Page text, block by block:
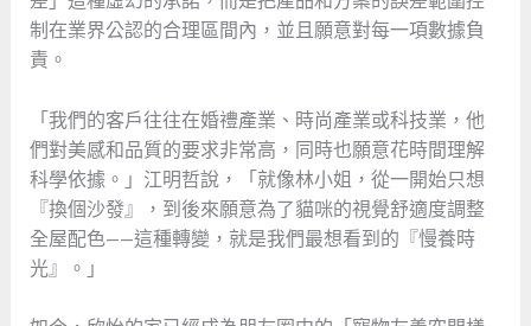
制在業界公認的合理區間內，並且願意對每一項數據負
責。
「我們的客戶往往在婚禮產業、時尚產業或科技業，他
們對美感和品質的要求非常高，同時也願意花時間理解
科學依據。」江明哲說，「就像林小姐，從一開始只想
『換個沙發』，到後來願意為了貓咪的視覺舒適度調整
全屋配色——這種轉變，就是我們最想看到的『慢養時
光』。」